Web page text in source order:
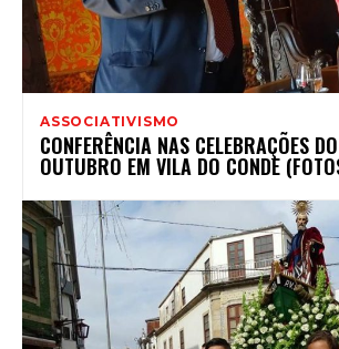
ASSOCIATIVISMO
CONFERÊNCIA NAS CELEBRAÇÕES
OUTUBRO EM VILA DO CONDE